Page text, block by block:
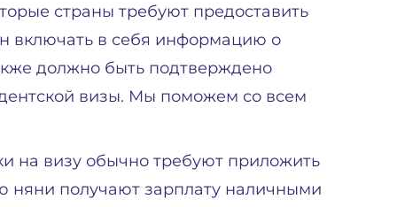
страны требуют предоставить
включать в себя информацию о
должно быть подтверждено
визы. Мы поможем со всем
на визу обычно требуют приложить
няни получают зарплату наличными